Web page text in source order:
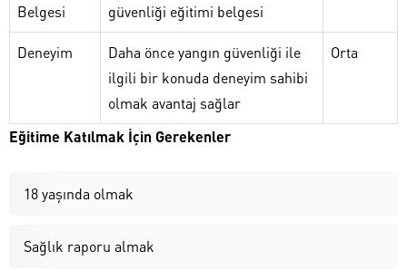
Belgesi
güvenliği eğitimi belgesi
Deneyim
Daha önce yangın güvenliği ile
ilgili bir konuda deneyim sahibi
olmak avantaj sağlar
Orta
Eğitime Katılmak İçin Gerekenler
18 yaşında olmak
Sağlık raporu almak